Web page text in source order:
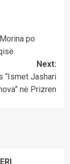
po
Next:
“Ismet Jashari
në Prizren